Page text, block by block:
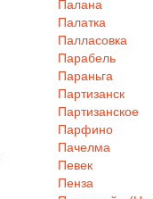
Палана
Палатка
Палласовка
Парабель
Параньга
Партизанск
Партизанское
Парфино
Пачелма
Певек
Пенза